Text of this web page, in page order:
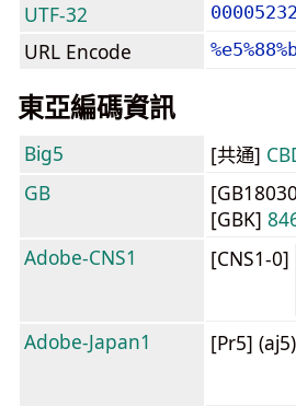
UTF-32 00005232
URL Encode
東亞編碼資訊
Big5 [共通]
GB
[GBK]
Adobe-CNS1
[CNS1-0]
Adobe-Japan1 [Pr5] (aj5)